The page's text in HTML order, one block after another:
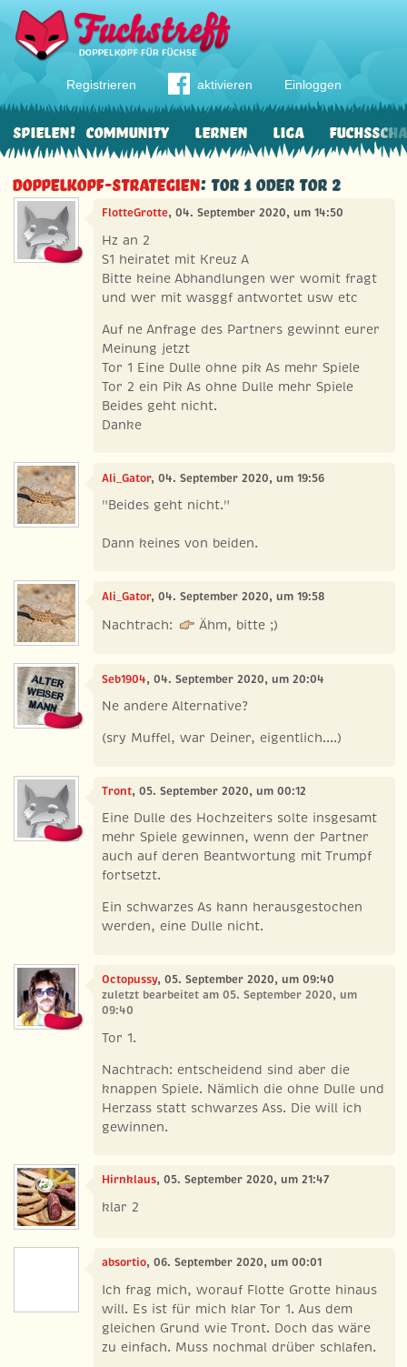
Registrieren aktivieren Einloggen
Community Lernen Liga
Spielen!
Doppelkopf-Strategien: Tor 1 oder Tor 2
FlotteGrotte, 04. September 2020, um 14:50
Hz an 2
S1 heiratet mit Kreuz A
Bitte keine Abhandlungen wer womit fragt
und wer mit wasggf antwortet usw etc
Auf ne Anfrage des Partners gewinnt eurer
Meinung jetzt
Tor 1 Eine Dulle ohne pik As mehr Spiele
Tor 2 ein Pik As ohne Dulle mehr Spiele
Beides geht nicht.
Danke
Ali_Gator, 04. September 2020, um 19:56
"Beides geht nicht."
Dann keines von beiden.
Ali_Gator, 04. September 2020, um 19:58
Nachtrach: Ähm, bitte ;)
Seb1904, 04. September 2020, um 20:04
Ne andere Alternative?
(sry Muffel, war Deiner, eigentlich....)
Tront, 05. September 2020, um 00:12
Eine Dulle des Hochzeiters solte insgesamt
mehr Spiele gewinnen, wenn der Partner
auch auf deren Beantwortung mit Trumpf
fortsetzt.
Ein schwarzes As kann herausgestochen
werden, eine Dulle nicht.
Octopussy, 05. September 2020, um 09:40
zuletzt bearbeitet am 05. September 2020, um
09:40
Tor 1.
Nachtrach: entscheidend sind aber die
knappen Spiele. Nämlich die ohne Dulle und
Herzass statt schwarzes Ass. Die will ich
gewinnen.
Hirnklaus, 05. September 2020, um 21:47
klar 2
absortio, 06. September 2020, um 00:01
Ich frag mich, worauf Flotte Grotte hinaus
will. Es ist für mich klar Tor 1. Aus dem
gleichen Grund wie Tront. Doch das wäre
zu einfach. Muss nochmal drüber schlafen.